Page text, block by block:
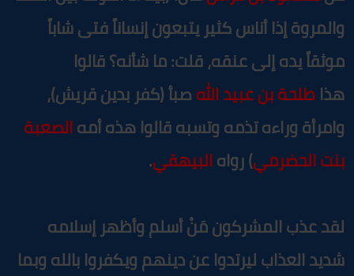
إذا أناس كثير يتبعون إنساناً فتى شاباً
يده إلى عنقه، قلت: ما شأنه؟ قالوا
طلحة بن عبيد اللهصبأ (كفر بدين قريش)،
وراءه تذمه وتسبه قالوا هذه أمهالصعبة
الحضرمي) رواهالبيهقي.
عذب المشركون مَنْ أسلم وأظهر إسلامه
العذاب ليرتدوا عن دينهم ويكفروا بالله وبما